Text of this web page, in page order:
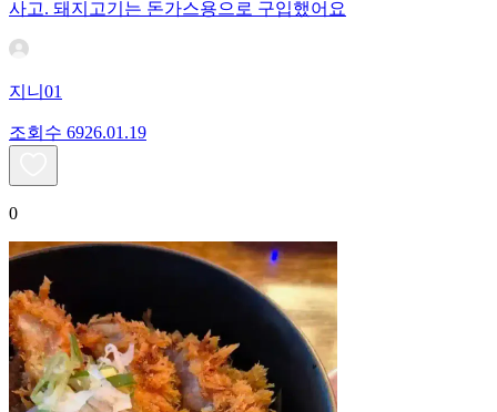
사고. 돼지고기는 돈가스용으로 구입했어요
지니01
조회수 6926.01.19
0